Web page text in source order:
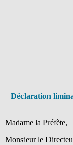
Déclaration
Madame la Préfète,
Monsieur le